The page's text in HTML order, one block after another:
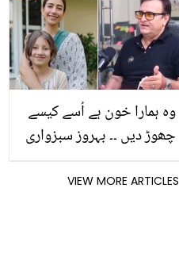
پریشانی میں آپ کی مدد
کرے
وہ ہمارا خون ہے اُسے کیسے
چھوڑ دیں ۔۔ بہروز سبزواری
کیا نصیحت کرتے رہتے ہیں؟
VIEW MORE ARTICLES